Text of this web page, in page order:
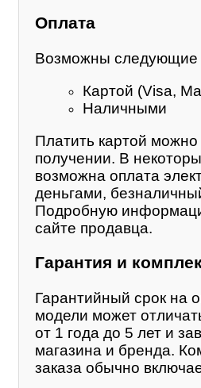
Оплата
Возможны следующие
Картой (Visa,
Наличными
Платить картой
получении. В
возможна оплата
деньгами,
Подробную
сайте продавца.
Гарантия и
Гарантийный срок на
модели может
от 1 года до 5 лет и
магазина и бренда.
заказа обычно